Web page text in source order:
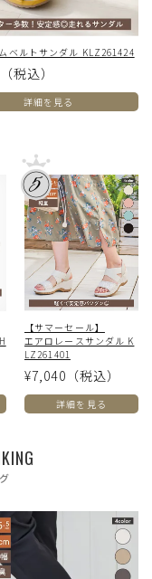
ベルトサンダル KLZ261424
（税込）
詳細を見る
【サマーセール】
エアロレースサンダル K
LZ261401
¥7,040 （税込）
詳細を見る